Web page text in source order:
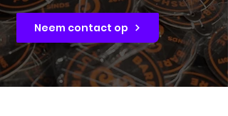
Neem contact op